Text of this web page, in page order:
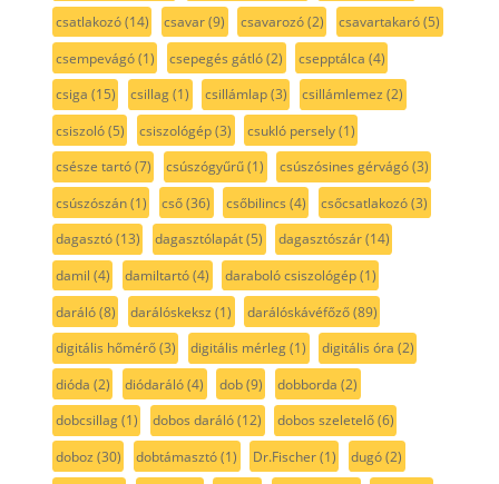
csatlakozó(14) csavar(9) csavarozó(2) csavartakaró(5)
csempevágó(1) csepegés gátló(2) csepptálca (4)
csiga (15) csillag(1) csillámlap(3) csillámlemez (2)
csiszoló(5) csiszológép(3) csukló persely(1)
csésze tartó(7) csúszógyűrű(1) csúszósines gérvágó(3)
csúszószán(1) cső(36) csőbilincs (4) csőcsatlakozó(3)
dagasztó(13) dagasztólapát(5) dagasztószár(14)
damil (4) damiltartó(4) daraboló csiszológép(1)
daráló(8) darálóskeksz (1) darálóskávéfőző(89)
digitális hőmérő(3) digitális mérleg(1) digitális óra (2)
dióda (2) diódaráló(4) dob(9) dobborda (2)
dobcsillag(1) dobos daráló(12) dobos szeletelő(6)
doboz (30) dobtámasztó(1) Dr.Fischer(1) dugó(2)